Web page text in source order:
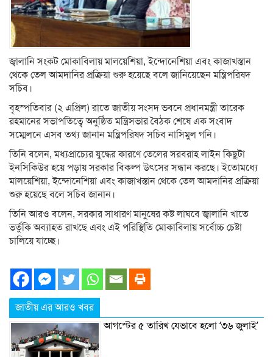
জ্বালানি সংকট মোকাবিলায় মালয়েশিয়া, ইন্দোনেশিয়া এবং কাজাখস্তান
থেকে তেল আমদানির প্রক্রিয়া শুরু হয়েছে বলে জানিয়েছেন মন্ত্রিপরিষদ
সচিব।
বৃহস্পতিবার (২ এপ্রিল) রাতে জাতীয় সংসদ ভবনে প্রধানমন্ত্রী তারেক
রহমানের সভাপতিত্বে অনুষ্ঠিত মন্ত্রিসভার বৈঠক শেষে এক সংবাদ
সম্মেলনে এসব তথ্য জানান মন্ত্রিপরিষদ সচিব নাসিমুল গনি।
তিনি বলেন, মধ্যপ্রাচ্যের যুদ্ধের কারণে তেলের সরবরাহ লাইন কিছুটা
ইনসিকিউর হয়ে পড়ায় সরকার বিকল্প উৎসের সন্ধান করছে। ইতোমধ্যে
মালয়েশিয়া, ইন্দোনেশিয়া এবং কাজাখস্তান থেকে তেল আমদানির প্রক্রিয়া
শুরু হয়েছে বলে সচিব জানান।
তিনি আরও বলেন, সরকার সাধারণ মানুষের কষ্ট লাঘবে জ্বালানি খাতে
ভর্তুকি অব্যাহত রাখছে এবং এই পরিস্থিতি মোকাবিলায় সর্বোচ্চ চেষ্টা
চালিয়ে যাচ্ছে।
জাতীয় এর আরও খবর
আগস্টের ৫ তারিখ যেভাবে হলো ‘৩৬ জুলাই’